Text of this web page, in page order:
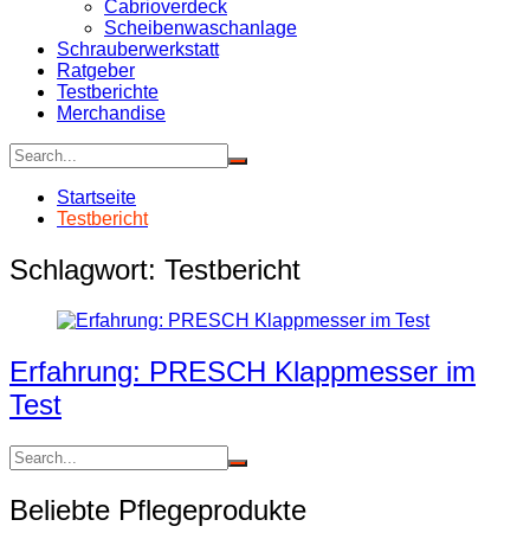
Cabrioverdeck
Scheibenwaschanlage
Schrauberwerkstatt
Ratgeber
Testberichte
Merchandise
Startseite
Testbericht
Schlagwort: Testbericht
Erfahrung: PRESCH Klappmesser im
Test
Beliebte Pflegeprodukte